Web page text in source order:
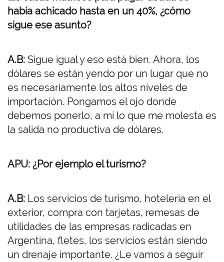
había achicado hasta en un 40%, ¿cómo
sigue ese asunto?
A.B: Sigue igual y eso está bien. Ahora, los
dólares se están yendo por un lugar que no
es necesariamente los altos niveles de
importación. Pongamos el ojo donde
debemos ponerlo, a mí lo que me molesta es
la salida no productiva de dólares.
APU: ¿Por ejemplo el turismo?
A.B: Los servicios de turismo, hoteleria en el
exterior, compra con tarjetas, remesas de
utilidades de las empresas radicadas en
Argentina, fletes, los servicios están siendo
un drenaje importante. ¿Le vamos a seguir